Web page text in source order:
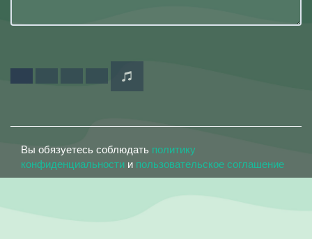
Вы обязуетесь соблюдать политику
конфиденциальности и пользовательское соглашение